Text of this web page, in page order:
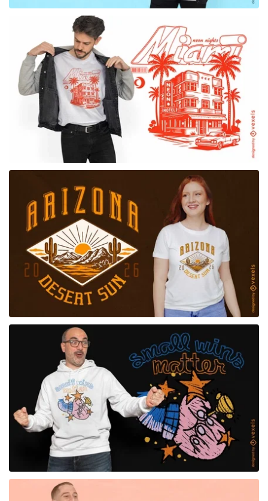
para Merch
para Merch
para Merch